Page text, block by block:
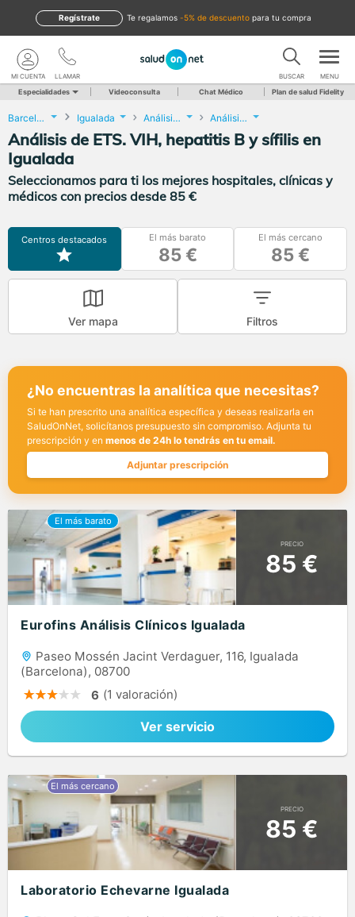
te regalamos -5% de descuento para tu compra
Regístrate
LLAMAR
MI CUENTA BUSCAR MENU
Especialidades Videoconsulta Chat Médico Plan de salud Fidelity
Barcelona Igualada Análisis Clínicos Análisis de ETS. VIH, hepatitis B y sífilis
Análisis de ETS. VIH, hepatitis B y sífilis en
Igualada
Seleccionamos para ti los mejores hospitales, clínicas y
médicos con precios desde 85 €
Centros destacados El más barato
85 €
El más cercano
85 €
Ver mapa Filtros
¿No encuentras la analítica que necesitas?
Si te han prescrito una analítica específica y deseas realizarla en
SaludOnNet, solicítanos presupuesto sin compromiso. Adjunta tu
prescripción y en menos de 24h lo tendrás en tu email.
Adjuntar prescripción
PRECIO
85 €
Eurofins Análisis Clínicos Igualada
Paseo Mossén Jacint Verdaguer, 116, Igualada
(Barcelona), 08700
6 (1 valoración)
Ver servicio
PRECIO
85 €
Laboratorio Echevarne Igualada